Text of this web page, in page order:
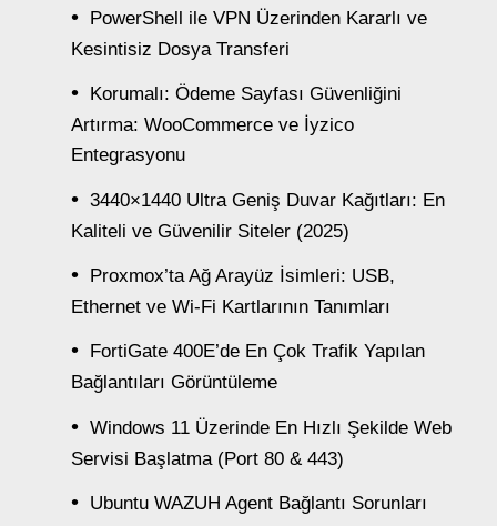
PowerShell ile VPN Üzerinden Kararlı ve
Kesintisiz Dosya Transferi
Korumalı: Ödeme Sayfası Güvenliğini
Artırma: WooCommerce ve İyzico
Entegrasyonu
3440×1440 Ultra Geniş Duvar Kağıtları: En
Kaliteli ve Güvenilir Siteler (2025)
Proxmox’ta Ağ Arayüz İsimleri: USB,
Ethernet ve Wi-Fi Kartlarının Tanımları
FortiGate 400E’de En Çok Trafik Yapılan
Bağlantıları Görüntüleme
Windows 11 Üzerinde En Hızlı Şekilde Web
Servisi Başlatma (Port 80 & 443)
Ubuntu WAZUH Agent Bağlantı Sorunları